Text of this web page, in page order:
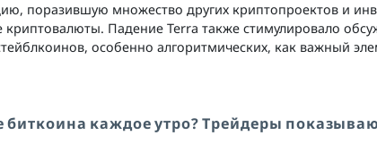
поразившую множество других криптопроектов и
криптовалюты. Падение Terra также стимулировало
особенно алгоритмических, как важный
биткоина каждое утро? Трейдеры